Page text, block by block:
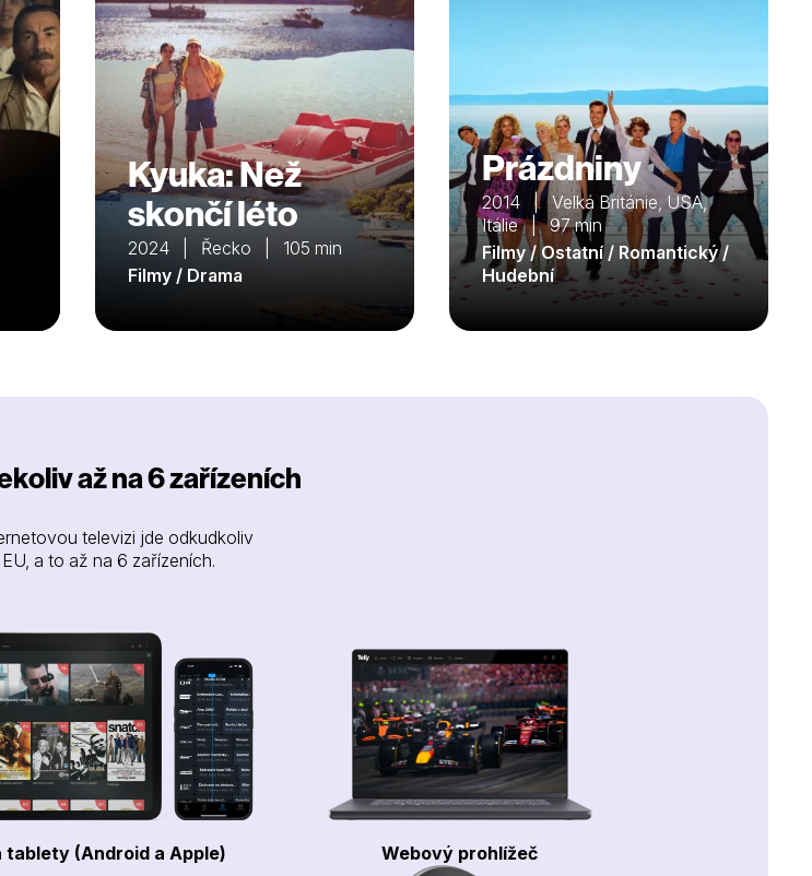
Kyuka: Než
skončí léto
2024 | Řecko | 105 min
Filmy / Drama
Prázdniny
2014 | Velká Británie, USA,
Itálie | 97 min
Filmy / Ostatní / Romantický /
Hudební
až na 6 zařízeních
televizi jde odkudkoliv
a to až na 6 zařízeních.
tablety (Android a Apple) Webový prohlížeč